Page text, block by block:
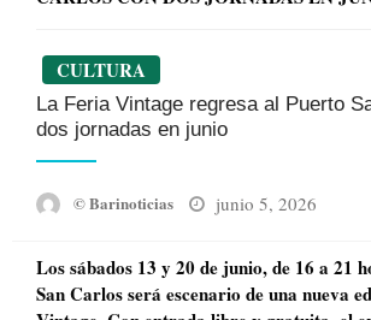
CULTURA
La Feria Vintage regresa al Puerto
dos jornadas en junio
© Barinoticias
Posted
junio 5, 2026
Los sábados 13 y 20 de junio, de 16 a 21
San Carlos será escenario de una nueva